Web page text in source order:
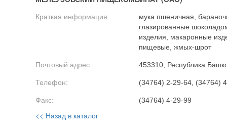
Краткая информация:
мука пшеничная,
глазированные
изделия, макаронные
пищевые, жмых-шрот
Почтовый адрес: 453310, Республика
Телефон: (34764) 2-29-64, (34764)
Факс: (34764) 4-29-99
<< Назад в каталог